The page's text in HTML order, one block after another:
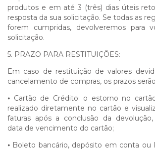
produtos e em até 3 (três) dias úteis
resposta da sua solicitação. Se todas as
forem cumpridas, devolveremos para
solicitação.
5. PRAZO PARA RESTITUIÇÕES:
Em caso de restituição de valores
cancelamento de compras, os prazos
⦁ Cartão de Crédito: o estorno no
realizado diretamente no cartão e
faturas após a conclusão da
data de vencimento do cartão;
⦁ Boleto bancário, depósito em conta ou